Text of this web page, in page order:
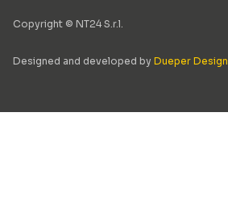
Copyright © NT24 S.r.l.
Designed and developed by Dueper Design